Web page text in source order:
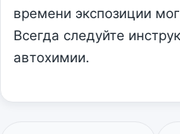
времени экспозиции
Всегда следуйте
автохимии.